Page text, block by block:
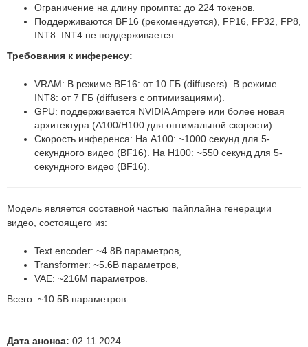
Ограничение на длину промпта: до 224 токенов.
Поддерживаются BF16 (рекомендуется), FP16, FP32, FP8,
INT8. INT4 не поддерживается.
Требования к инференсу:
VRAM: В режиме BF16: от 10 ГБ (diffusers). В режиме
INT8: от 7 ГБ (diffusers с оптимизациями).
GPU: поддерживается NVIDIA Ampere или более новая
архитектура (A100/H100 для оптимальной скорости).
Скорость инференса: На A100: ~1000 секунд для 5-
секундного видео (BF16). На H100: ~550 секунд для 5-
секундного видео (BF16).
Модель является составной частью пайплайна генерации
видео, состоящего из:
Text encoder: ~4.8B параметров,
Transformer: ~5.6B параметров,
VAE: ~216M параметров.
Всего: ~10.5B параметров
Дата анонса: 02.11.2024